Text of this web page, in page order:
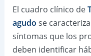
El cuadro clínico de
agudo se
síntomas que los
deben identificar